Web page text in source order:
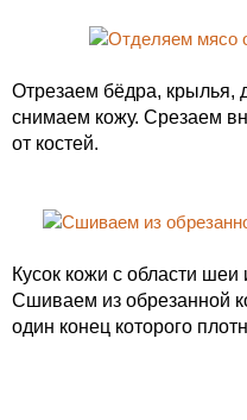
Отрезаем бёдра, крылья,
снимаем кожу. Срезаем
от костей.
Кусок кожи с области шеи
Сшиваем из обрезанной
один конец которого